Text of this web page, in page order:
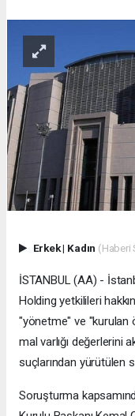
Erkek| Kadın (Haberi
İSTANBUL (AA) -
Holding yetkilileri
"yönetme" ve "kurulan
mal varlığı değerlerini
suçlarından yürütülen
Soruşturma